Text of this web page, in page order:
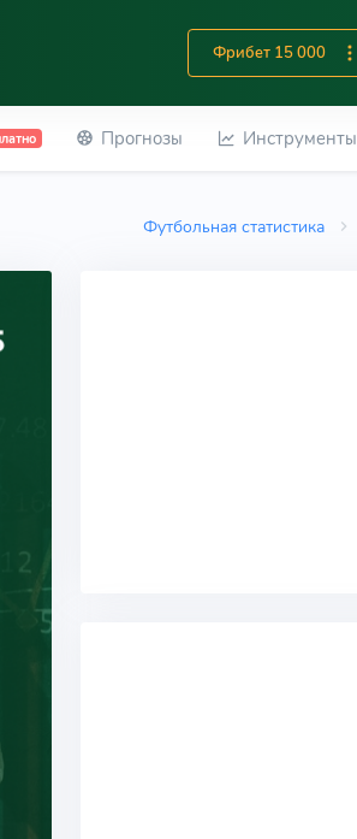
Фрибет 15 000
Прогнозы Инструменты
Футбольная статистика